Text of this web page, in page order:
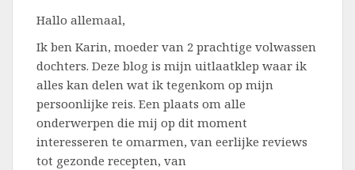
Hallo allemaal,
Ik ben Karin, moeder van 2 prachtige volwassen
dochters. Deze blog is mijn uitlaatklep waar ik
alles kan delen wat ik tegenkom op mijn
persoonlijke reis. Een plaats om alle
onderwerpen die mij op dit moment
interesseren te omarmen, van eerlijke reviews
tot gezonde recepten, van